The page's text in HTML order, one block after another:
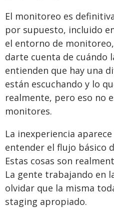
El monitoreo es
por supuesto, incluido
el entorno de
darte cuenta de cuándo
entienden que hay una
están escuchando y lo
realmente, pero eso no
monitores.
La inexperiencia
entender el flujo básico
Estas cosas son
La gente trabajando en
olvidar que la misma
staging apropiado.